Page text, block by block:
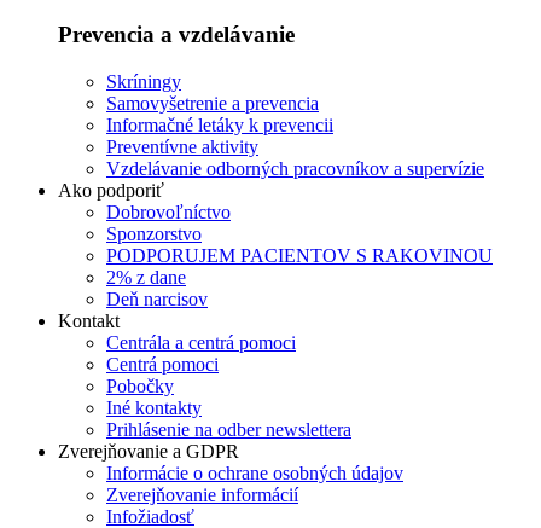
Prevencia a vzdelávanie
Skríningy
Samovyšetrenie a prevencia
Informačné letáky k prevencii
Preventívne aktivity
Vzdelávanie odborných pracovníkov a supervízie
Ako podporiť
Dobrovoľníctvo
Sponzorstvo
PODPORUJEM PACIENTOV S RAKOVINOU
2% z dane
Deň narcisov
Kontakt
Centrála a centrá pomoci
Centrá pomoci
Pobočky
Iné kontakty
Prihlásenie na odber newslettera
Zverejňovanie a GDPR
Informácie o ochrane osobných údajov
Zverejňovanie informácií
Infožiadosť